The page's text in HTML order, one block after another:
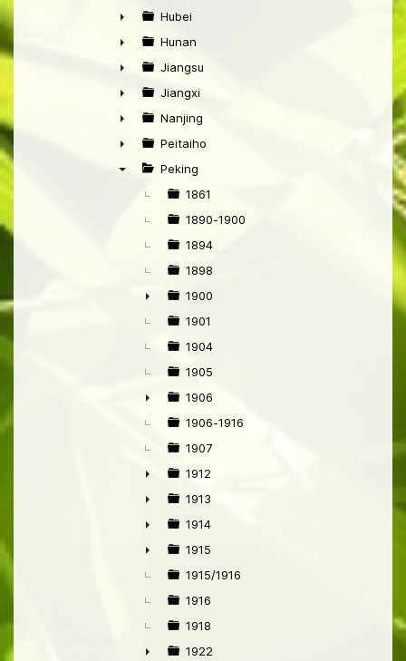
►
►
Hubei
►
Hunan
►
Jiangsu
►
Jiangxi
►
Nanjing
►
Peitaiho
Peking
1861
1890-1900
1894
1898
►
1900
1901
1904
1905
►
1906
1906-1916
1907
►
1912
►
1913
►
1914
►
1915
1915/1916
1916
1918
1922